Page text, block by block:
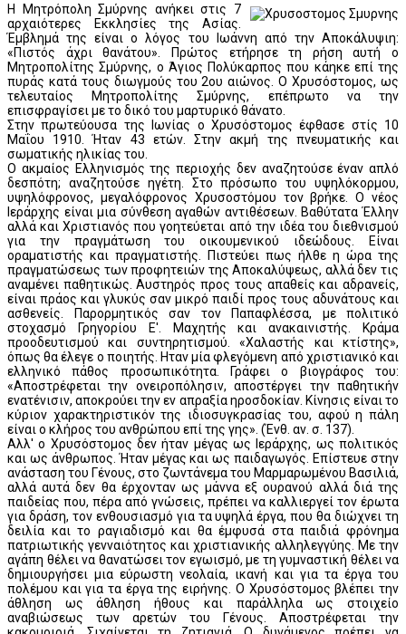
Η Μητρόπολη Σμύρνης ανήκει στις 7
αρχαιότερες Εκκλησίες της Ασίας.
Έμβλημά της είναι ο λόγος του Ιωάννη από την Αποκάλυψιη:
«Πιστός άχρι θανάτου». Πρώτος ετήρησε τη ρήση αυτή ο
Μητροπολίτης Σμύρνης, ο Άγιος Πολύκαρπος που κάηκε επί της
πυράς κατά τους διωγμούς του 2ου αιώνος. Ο Χρυσόστομος, ως
τελευταίος Μητροπολίτης Σμύρνης, επέπρωτο να την
επισφραγίσει με το δικό του μαρτυρικό θάνατο.
Στην πρωτεύουσα της Ιωνίας ο Χρυσόστομος έφθασε στίς 10
Μαΐου 1910. Ήταν 43 ετών. Στην ακμή της πνευματικής και
σωματικής ηλικίας του.
Ο ακμαίος Ελληνισμός της περιοχής δεν αναζητούσε έναν απλό
δεσπότη; αναζητούσε ηγέτη. Στο πρόσωπο του υψηλόκορμου,
υψηλόφρονος, μεγαλόφρονος Χρυσοστόμου τον βρήκε. Ο νέος
Ιεράρχης είναι μια σύνθεση αγαθών αντιθέσεων. Βαθύτατα Έλλην
αλλά και Χριστιανός που γοητεύεται από την ιδέα του διεθνισμού
για την πραγμάτωση του οικουμενικού ιδεώδους. Είναι
οραματιστής και πραγματιστής. Πιστεύει πως ήλθε η ώρα της
πραγματώσεως των προφητειών της Αποκαλύψεως, αλλά δεν τις
αναμένει παθητικώς. Αυστηρός προς τους απαθείς και αδρανείς,
είναι πράος και γλυκύς σαν μικρό παιδί προς τους αδυνάτους και
ασθενείς. Παρορμητικός σαν τον Παπαφλέσσα, με πολιτικό
στοχασμό Γρηγορίου Ε'. Μαχητής και ανακαινιστής. Κράμα
προοδευτισμού και συντηρητισμού. «Χαλαστής και κτίστης»,
όπως θα έλεγε ο ποιητής. Ηταν μία φλεγόμενη από χριστιανικό και
ελληνικό πάθος προσωπικότητα. Γράφει ο βιογράφος του:
«Αποστρέφεται την ονειροπόλησιν, αποστέργει την παθητικήν
ενατένισιν, αποκρούει την εν απραξία ηροσδοκίαν. Κίνησις είναι το
κύριον χαρακτηριστικόν της ιδιοσυγκρασίας του, αφού η πάλη
είναι ο κλήρος του ανθρώπου επί της γης». (Ένθ. αν. σ. 137).
Αλλ' ο Χρυσόστομος δεν ήταν μέγας ως Ιεράρχης, ως πολιτικός
και ως άνθρωπος. Ήταν μέγας και ως παιδαγωγός. Επίστευε στην
ανάσταση του Γένους, στο ζωντάνεμα του Μαρμαρωμένου Βασιλιά,
αλλά αυτά δεν θα έρχονταν ως μάννα εξ ουρανού αλλά διά της
παιδείας που, πέρα από γνώσεις, πρέπει να καλλιεργεί τον έρωτα
για δράση, τον ενθουσιασμό για τα υψηλά έργα, που θα διώχνει τη
δειλία και το ραγιαδισμό και θα έμφυσά στα παιδιά φρόνημα
πατριωτικής γενναιότητος και χριστιανικής αλληλεγγύης. Με την
αγάπη θέλει να θανατώσει τον εγωισμό, με τη γυμναστική θέλει να
δημιουργήσει μια εύρωστη νεολαία, ικανή και για τα έργα του
πολέμου και για τα έργα της ειρήνης. Ο Χρυσόστομος βλέπει την
άθληση ως άθληση ήθους και παράλληλα ως στοιχείο
αναβιώσεως των αρετών του Γένους. Αποστρέφεται την